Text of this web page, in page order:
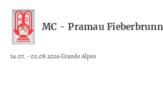
MC - Pramau Fieberbrunn
24.07. - 02.08.2026 Grande Alpes